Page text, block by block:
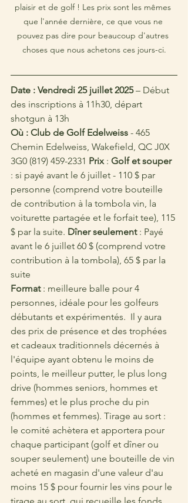
plaisir et de golf ! Les prix sont les mêmes
que l'année dernière, ce que vous ne
pouvez pas dire pour beaucoup d'autres
choses que nous achetons ces jours-ci.
Date : Vendredi 25 juillet 2025 – Début
des inscriptions à 11h30, départ
shotgun à 13h
Où : Club de Golf Edelweiss - 465
Chemin Edelweiss, Wakefield, QC J0X
3G0 (819) 459-2331 Prix : Golf et souper
: si payé avant le 6 juillet - 110 $ par
personne (comprend votre bouteille
de contribution à la tombola vin, la
voiturette partagée et le forfait tee), 115
$ par la suite. Dîner seulement : Payé
avant le 6 juillet 60 $ (comprend votre
contribution à la tombola), 65 $ par la
suite
Format : meilleure balle pour 4
personnes, idéale pour les golfeurs
débutants et expérimentés.  Il y aura
des prix de présence et des trophées
et cadeaux traditionnels décernés à
l'équipe ayant obtenu le moins de
points, le meilleur putter, le plus long
drive (hommes seniors, hommes et
femmes) et le plus proche du pin
(hommes et femmes). Tirage au sort :
le comité achètera et apportera pour
chaque participant (golf et dîner ou
souper seulement) une bouteille de vin
acheté en magasin d'une valeur d'au
moins 15 $ pour fournir les vins pour le